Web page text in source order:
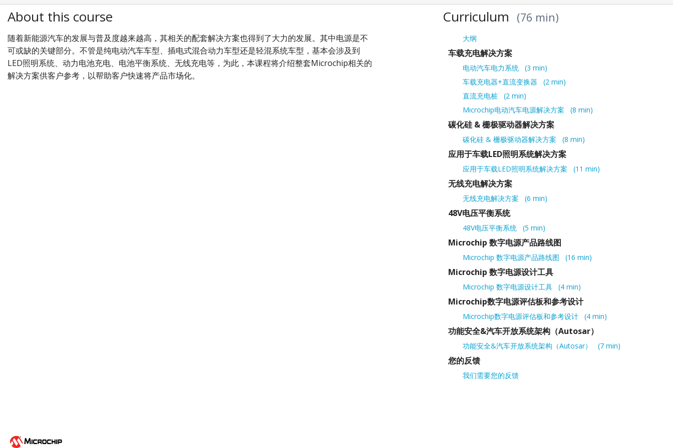
About this course
随着新能源汽车的发展与普及度越来越高，其相关的配套解决方案也得到了大力的发展。其中电源是不
可或缺的关键部分。不管是纯电动汽车车型、插电式混合动力车型还是轻混系统车型，基本会涉及到
LED照明系统、动力电池充电、电池平衡系统、无线充电等，为此，本课程将介绍整套Microchip相关的
解决方案供客户参考，以帮助客户快速将产品市场化。
Curriculum 76 min
大纲
车载充电解决方案
电动汽车电力系统
3 min
车载充电器+直流变换器
2 min
直流充电桩
2 min
Microchip电动汽车电源解决方案
8 min
碳化硅 & 栅极驱动器解决方案
碳化硅 & 栅极驱动器解决方案 8 min
应用于车载LED照明系统解决方案
应用于车载LED照明系统解决方案 11 min
无线充电解决方案
无线充电解决方案 6 min
48V电压平衡系统
48V电压平衡系统 5 min
Microchip 数字电源产品路线图
Microchip 数字电源产品路线图 16 min
Microchip 数字电源设计工具
Microchip 数字电源设计工具 4 min
Microchip数字电源评估板和参考设计
Microchip数字电源评估板和参考设计 4 min
功能安全&汽车开放系统架构（Autosar）
功能安全&汽车开放系统架构（Autosar） 7 min
您的反馈
我们需要您的反馈